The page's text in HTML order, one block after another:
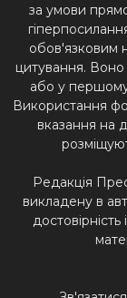
за умови
обов'язковим
цитування.
або у першому
Використання
вказання на
Редакція
викладену в